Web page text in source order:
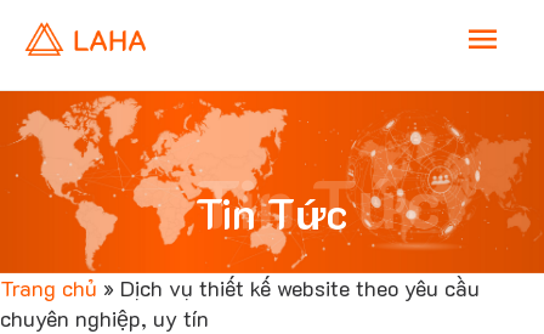
M
a
i
n
M
Trang chủ » Dịch vụ thiết kế website theo yêu cầu
chuyên nghiệp, uy tín
Tin Tức
Tin Tức